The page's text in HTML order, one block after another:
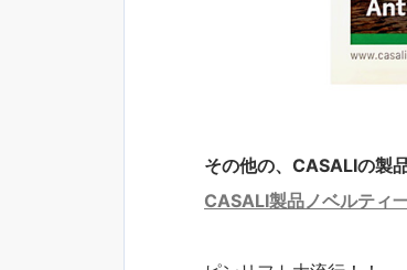
その他の、CASALIの製
CASALI製品ノベルティ